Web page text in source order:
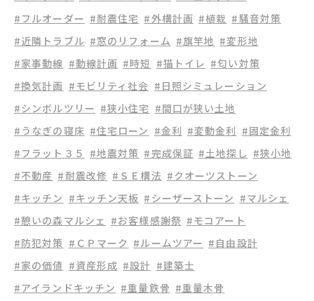
#フルオーダー #耐震住宅 #外構計画 #植栽 #騒音対策
#近隣トラブル #窓のリフォーム #旗竿地 #変形地
#家事動線 #動線計画 #時短 #猫トイレ #匂い対策
#換気計画 #モビリティ社会 #日照シミュレーション
#シンボルツリー #狭小住宅 #間口が狭い土地
#うなぎの寝床 #住宅ローン #金利 #変動金利 #固定金利
#フラット３５ #地震対策 #完成保証 #土地探し #狭小地
#不動産 #耐震改修 #ＳＥ構法 #クオーツストーン
#キッチン #キッチン天板 #シーザーストーン #マルシェ
#憩いの森マルシェ #お客様感謝祭 #モコアート
#防犯対策 #ＣＰマーク #ルームツアー #自由設計
#家の価値 #資産形成 #設計 #建築士
#アイランドキッチン #重量鉄骨 #重量木骨